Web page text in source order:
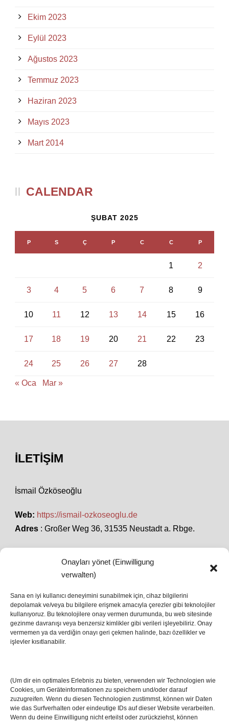
Onayları yönet (Einwilligung
verwalten)
Sana en iyi kullanıcı deneyimini sunabilmek için, cihaz bilgilerini
depolamak ve/veya bu bilgilere erişmek amacıyla çerezler gibi teknolojiler
kullanıyoruz. Bu teknolojilere onay vermen durumunda, bu web sitesinde
gezinme davranışı veya benzersiz kimlikler gibi verileri işleyebiliriz. Onay
vermemen ya da verdiğin onayı geri çekmen halinde, bazı özellikler ve
işlevler kısıtlanabilir.
(Um dir ein optimales Erlebnis zu bieten, verwenden wir Technologien wie
Cookies, um Geräteinformationen zu speichern und/oder darauf
zuzugreifen. Wenn du diesen Technologien zustimmst, können wir Daten
wie das Surfverhalten oder eindeutige IDs auf dieser Website verarbeiten.
Wenn du deine Einwilligung nicht erteilst oder zurückziehst, können
Ekim 2023
Eylül 2023
Ağustos 2023
Temmuz 2023
Haziran 2023
Mayıs 2023
Mart 2014
CALENDAR
ŞUBAT 2025
P S Ç P C C P
1 2
3 4 5 6 7 8 9
10 11 12 13 14 15 16
17 18 19 20 21 22 23
24 25 26 27 28
« Oca Mar »
İLETIŞIM
İsmail Özköseoğlu
Web: https://ismail-ozkoseoglu.de
Adres : Großer Weg 36, 31535 Neustadt a. Rbge.
SON HABERLER
İstanbul’da Avrupa Ligi Finali: Freiburg ve Aston
Villa Boğaz’da Tarih Yazmaya Hazırlanıyor
08 May 2026
17 Nis 2026